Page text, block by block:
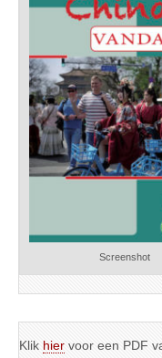
Screenshot
Klik hier voor een PDF